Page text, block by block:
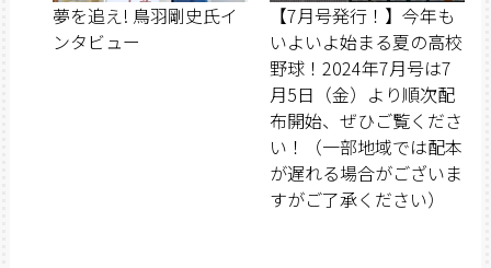
夢を追え! 鳥羽剛史氏イ
ンタビュー
【7月号発行！】今年も
いよいよ始まる夏の高校
野球！2024年7月号は7
月5日（金）より順次配
布開始、ぜひご覧くださ
い！（一部地域では配本
が遅れる場合がございま
すがご了承ください）